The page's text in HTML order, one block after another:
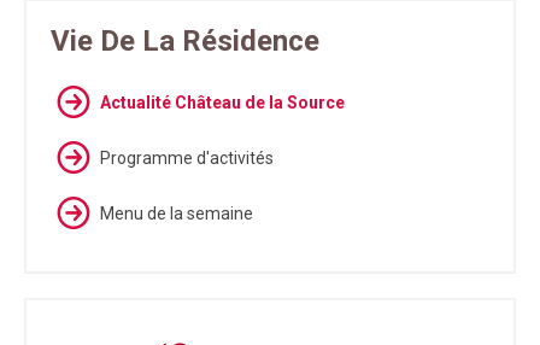
Vie De La Résidence
Actualité Château de la Source
Programme d'activités
Menu de la semaine